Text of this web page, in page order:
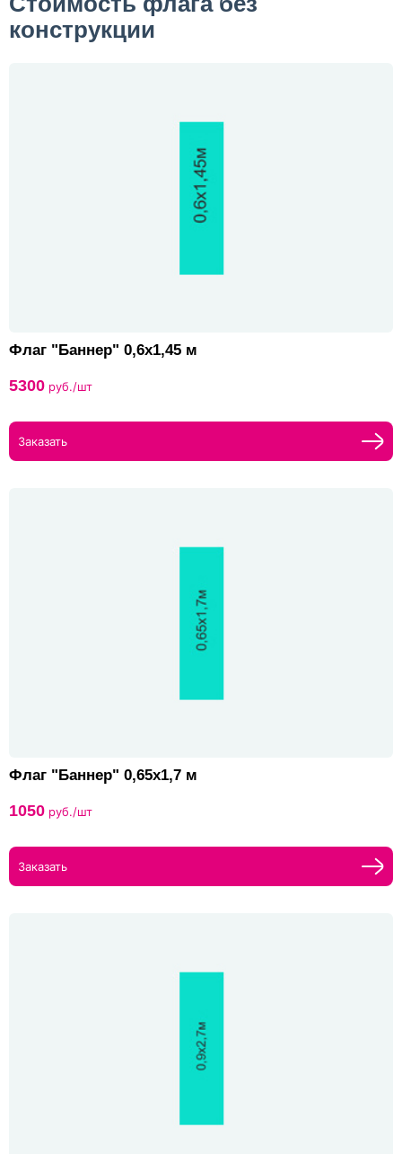
конструкции
Флаг "Баннер" 0,6х1,45 м
5300 руб./шт
Заказать
Флаг "Баннер" 0,65х1,7 м
1050 руб./шт
Заказать